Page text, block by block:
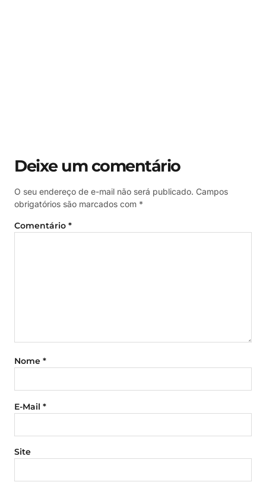
Deixe um comentário
O seu endereço de e-mail não será publicado. Campos
obrigatórios são marcados com *
Comentário *
Nome *
E-Mail *
Site